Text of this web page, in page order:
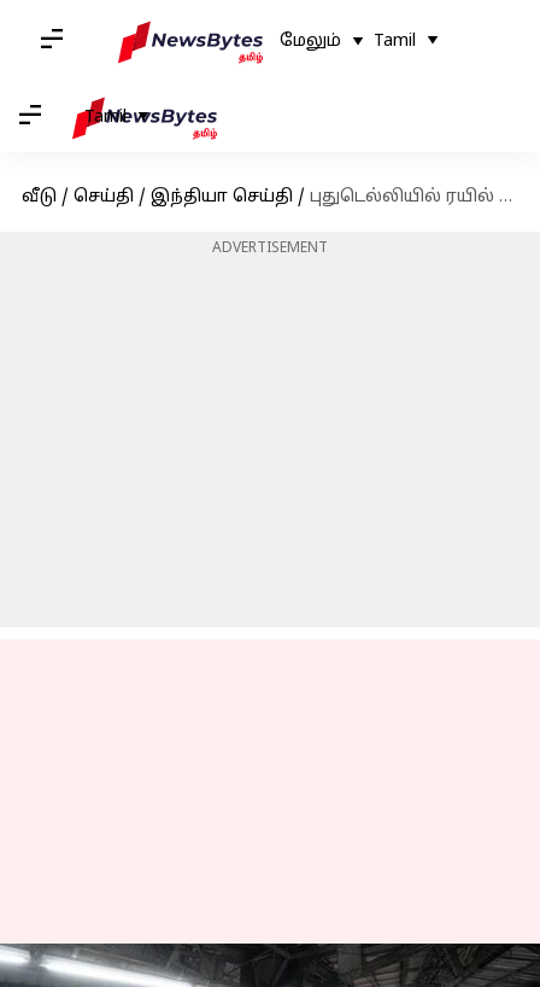
மேலும் Tamil
Tamil
வீடு / செய்தி / இந்தியா செய்தி / புதுடெல்லியில் ரயில் நிலைய கூட்ட நெரிசலில் சிக்கி 18 பேர் பலி; காரணம் என்ன?
ADVERTISEMENT
புதுடெல்லியில் ரயில்